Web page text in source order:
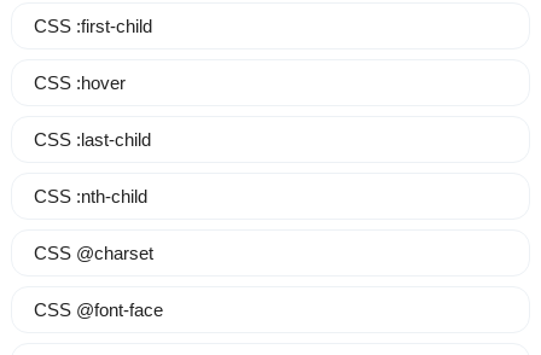
CSS :first-child
CSS :hover
CSS :last-child
CSS :nth-child
CSS @charset
CSS @font-face